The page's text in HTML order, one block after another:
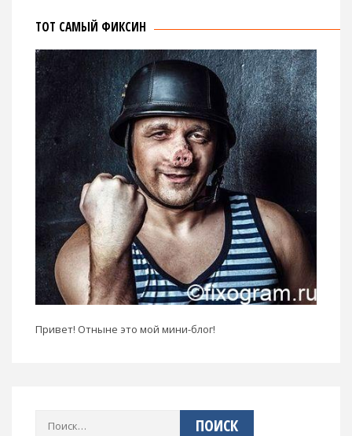
ТОТ САМЫЙ ФИКСИН
Привет! Отныне это мой мини-блог!
Найти: